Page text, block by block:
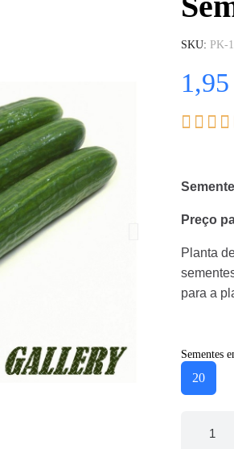
SKU PK-
   
Preço
Planta
para a
Sementes
20